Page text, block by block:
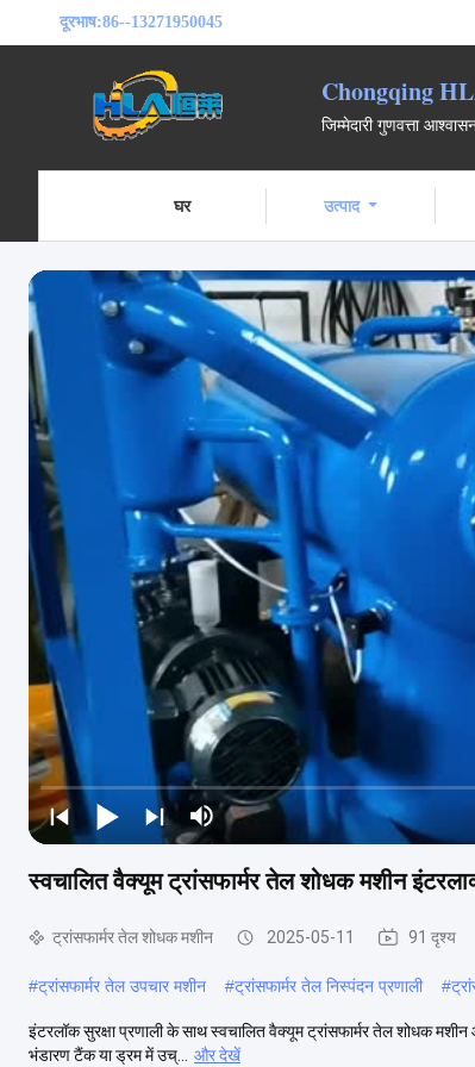
दूरभाष:86--13271950045
Chongqing
जिम्मेदारी गुणवत्ता
घर उत्पाद
स्वचालित वैक्यूम ट्रांसफार्मर तेल शोधक मशीन
ट्रांसफार्मर तेल शोधक मशीन 2025-05-11 91 दृश्य
#ट्रांसफार्मर तेल उपचार मशीन #ट्रांसफार्मर तेल निस्पंदन प्रणाली #
इंटरलॉक सुरक्षा प्रणाली के साथ स्वचालित वैक्यूम ट्रांसफार्मर तेल शोधक
भंडारण टैंक या ड्रम में उच्...
और देखें